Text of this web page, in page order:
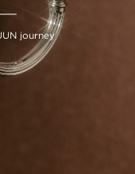
journey